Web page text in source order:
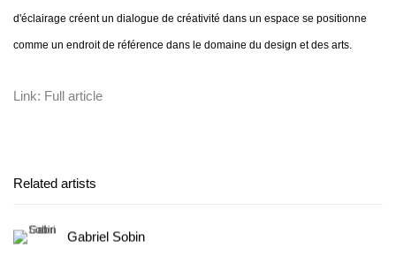
d'éclairage créent un dialogue de créativité dans un espace se positionne
comme un endroit de référence dans le domaine du design et des arts.
Link: Full article
Related artists
Gabriel Sobin